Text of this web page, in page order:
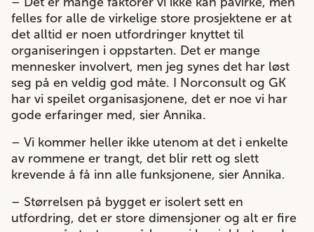
felles for alle de virkelige store prosjektene er at
det alltid er noen utfordringer knyttet til
organiseringen i oppstarten. Det er mange
mennesker involvert, men jeg synes det har løst
seg på en veldig god måte. I Norconsult og GK
har vi speilet organisasjonene, det er noe vi har
gode erfaringer med, sier Annika.
– Vi kommer heller ikke utenom at det i enkelte
av rommene er trangt, det blir rett og slett
krevende å få inn alle funksjonene, sier Annika.
– Størrelsen på bygget er isolert sett en
utfordring, det er store dimensjoner og alt er fire